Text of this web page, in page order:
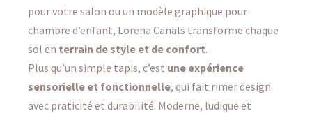
pour votre salon ou un modèle graphique pour
chambre d’enfant, Lorena Canals transforme chaque
sol en terrain de style et de confort.
Plus qu’un simple tapis, c’est une expérience
sensorielle et fonctionnelle, qui fait rimer design
avec praticité et durabilité. Moderne, ludique et